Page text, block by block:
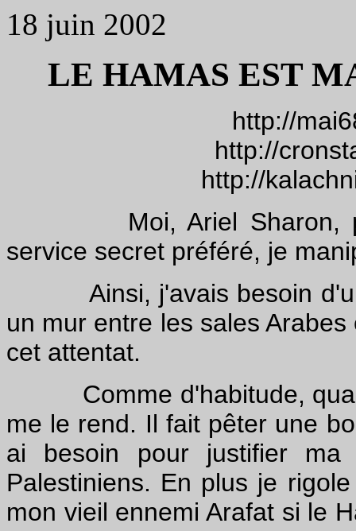
18 juin 2002
LE HAMAS EST
http://
http://
http://
Moi, Ariel Sharon, par
service secret préféré, je
Ainsi, j'avais besoin d'un
un mur entre les sales
cet attentat.
Comme d'habitude,
me le rend. Il fait pêter une
ai besoin pour justifier ma
Palestiniens. En plus je
mon vieil ennemi Arafat si le